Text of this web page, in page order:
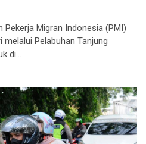
Migran Indonesia (PMI)
Pelabuhan Tanjung
di...